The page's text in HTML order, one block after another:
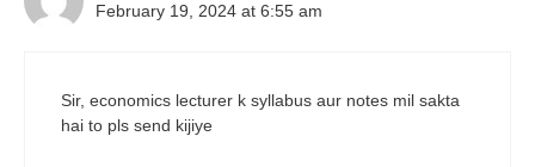
February 19, 2024 at 6:55 am
Sir, economics lecturer k syllabus aur notes mil sakta
hai to pls send kijiye